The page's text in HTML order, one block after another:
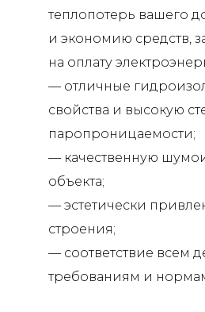
теплопотерь вашего
и экономию средств,
на оплату
— отличные
свойства и высокую
паропроницаемости;
— качественную
объекта;
— эстетически
строения;
— соответствие всем
требованиям и